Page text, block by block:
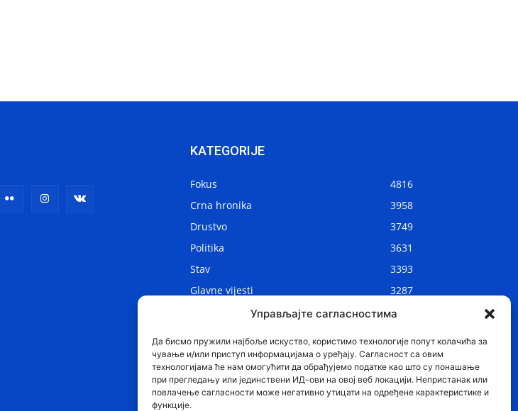
Управљајте сагласностима
Да бисмо пружили најбоље искуство, користимо технологије попут колачића за
чување и/или приступ информацијама о уређају. Сагласност са овим
технологијама ће нам омогућити да обрађујемо податке као што су понашање
при прегледању или јединствени ИД-ови на овој веб локацији. Непристанак или
повлачење сагласности може негативно утицати на одређене карактеристике и
функције.
KATEGORIJE
Fokus
4816
Crna hronika
3958
Drustvo
3749
Politika
3631
Stav
3393
Glavne vijesti
3287
Lokalne vijesti
2910